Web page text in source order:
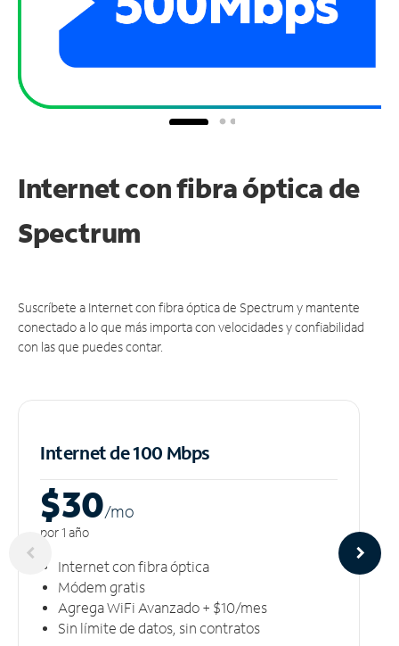
Internet con fibra óptica de
Spectrum
Suscríbete a Internet con fibra óptica de Spectrum y mantente
conectado a lo que más importa con velocidades y confiabilidad
con las que puedes contar.
Internet de 100 Mbps
$30/mo
por 1 año
Internet con fibra óptica
Módem gratis
Agrega WiFi Avanzado + $10/mes
Sin límite de datos, sin contratos